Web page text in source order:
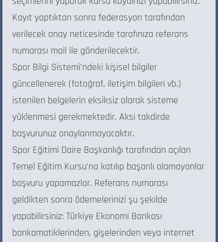
Kayıt yaptıktan sonra federasyon tarafından
verilecek onay neticesinde tarafınıza referans
numarası mail ile gönderilecektir.
Spor Bilgi Sistemi’ndeki kişisel bilgiler
güncellenerek (fotoğraf, iletişim bilgileri vb.)
istenilen belgelerin eksiksiz olarak sisteme
yüklenmesi gerekmektedir. Aksi takdirde
başvurunuz onaylanmayacaktır.
Spor Eğitimi Daire Başkanlığı tarafından açılan
Temel Eğitim Kursu’na katılıp başarılı olamayanlar
başvuru yapamazlar. Referans numarası
geldikten sonra ödemelerinizi şu şekilde
yapabilirsiniz: Türkiye Ekonomi Bankası
bankamatiklerinden, gişelerinden veya internet